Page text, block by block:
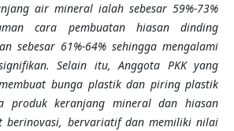
air mineral ialah sebesar 59%-73%
cara pembuatan hiasan dinding
sebesar 61%-64% sehingga mengalami
Selain itu, Anggota PKK yang
bunga plastik dan piring plastik
produk keranjang mineral dan hiasan
berinovasi, bervariatif dan memiliki nilai